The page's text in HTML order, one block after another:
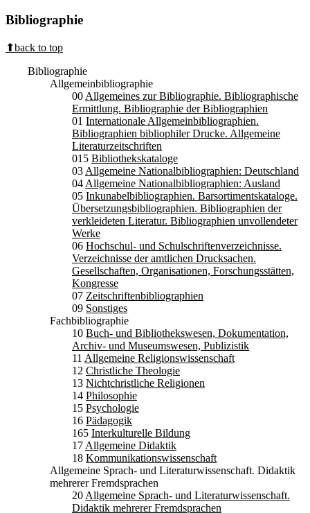
Bibliographie
⬆back to top
Bibliographie
Allgemeinbibliographie
00 Allgemeines zur Bibliographie. Bibliographische
Ermittlung. Bibliographie der Bibliographien
01 Internationale Allgemeinbibliographien.
Bibliographien bibliophiler Drucke. Allgemeine
Literaturzeitschriften
015 Bibliothekskataloge
03 Allgemeine Nationalbibliographien: Deutschland
04 Allgemeine Nationalbibliographien: Ausland
05 Inkunabelbibliographien. Barsortimentskataloge.
Übersetzungsbibliographien. Bibliographien der
verkleideten Literatur. Bibliographien unvollendeter
Werke
06 Hochschul- und Schulschriftenverzeichnisse.
Verzeichnisse der amtlichen Drucksachen.
Gesellschaften, Organisationen, Forschungsstätten,
Kongresse
07 Zeitschriftenbibliographien
09 Sonstiges
Fachbibliographie
10 Buch- und Bibliothekswesen, Dokumentation,
Archiv- und Museumswesen, Publizistik
11 Allgemeine Religionswissenschaft
12 Christliche Theologie
13 Nichtchristliche Religionen
14 Philosophie
15 Psychologie
16 Pädagogik
165 Interkulturelle Bildung
17 Allgemeine Didaktik
18 Kommunikationswissenschaft
Allgemeine Sprach- und Literaturwissenschaft. Didaktik
mehrerer Fremdsprachen
20 Allgemeine Sprach- und Literaturwissenschaft.
Didaktik mehrerer Fremdsprachen